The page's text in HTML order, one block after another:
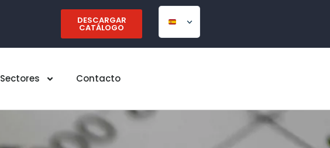
DESCARGAR
CATÁLOGO
Sectores Contacto